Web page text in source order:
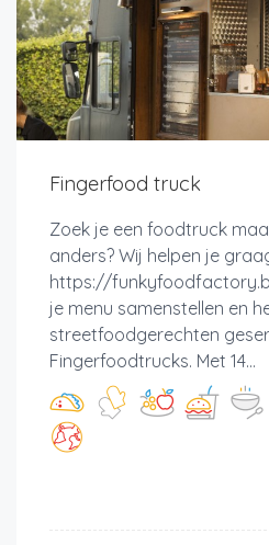
Fingerfood truck
Zoek je een foodtruck
anders? Wij helpen je
https://
je menu samenstellen en
streetfoodgerechten
Fingerfoodtrucks. Met 14...